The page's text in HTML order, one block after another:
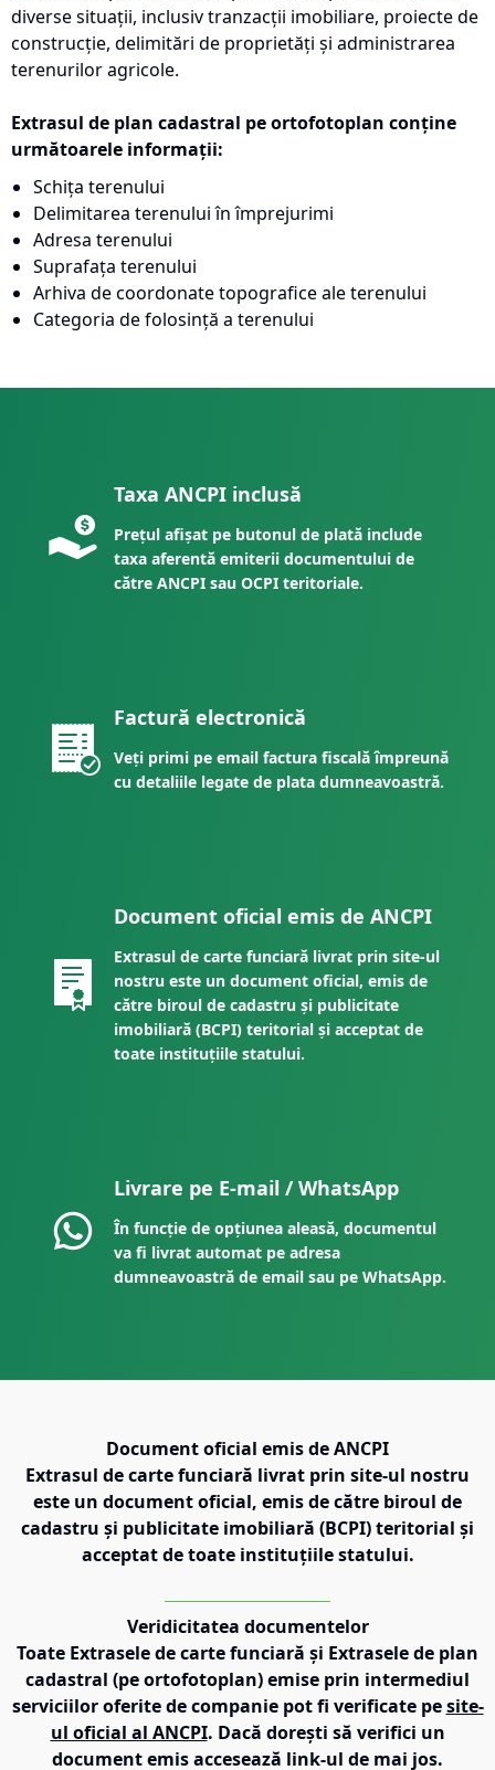
diverse situații, inclusiv tranzacții imobiliare, proiecte de
construcție, delimitări de proprietăți și administrarea
terenurilor agricole.
Extrasul de plan cadastral pe ortofotoplan conține
următoarele informații:
Schița terenului
Delimitarea terenului în împrejurimi
Adresa terenului
Suprafața terenului
Arhiva de coordonate topografice ale terenului
Categoria de folosință a terenului
Taxa ANCPI inclusă
Prețul afișat pe butonul de plată include
taxa aferentă emiterii documentului de
către ANCPI sau OCPI teritoriale.
Factură electronică
Veți primi pe email factura fiscală împreună
cu detaliile legate de plata dumneavoastră.
Document oficial emis de ANCPI
Extrasul de carte funciară livrat prin site-ul
nostru este un document oficial, emis de
către biroul de cadastru și publicitate
imobiliară (BCPI) teritorial și acceptat de
toate instituțiile statului.
Livrare pe E-mail / WhatsApp
În funcție de opțiunea aleasă, documentul
va fi livrat automat pe adresa
dumneavoastră de email sau pe WhatsApp.
Document oficial emis de ANCPI
Extrasul de carte funciară livrat prin site-ul nostru
este un document oficial, emis de către biroul de
cadastru și publicitate imobiliară (BCPI) teritorial și
acceptat de toate instituțiile statului.
Veridicitatea documentelor
Toate Extrasele de carte funciară și Extrasele de plan
cadastral (pe ortofotoplan) emise prin intermediul
serviciilor oferite de companie pot fi verificate pe site-
ul oficial al ANCPI. Dacă dorești să verifici un
document emis accesează link-ul de mai jos.